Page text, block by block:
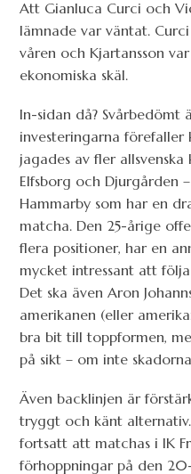
Att Gianluca Curci och
lämnade var väntat.
våren och Kjartansson
ekonomiska skäl.
In-sidan då? Svårbedömt
investeringarna förefaller
jagades av fler
Elfsborg och Djurgården
Hammarby som har en
matcha. Den 25-årige
flera positioner, har en
mycket intressant att
Det ska även Aron
amerikanen (eller
bra bit till toppformen,
på sikt – om inte
Även backlinjen är
tryggt och känt
fortsatt att matchas i IK
förhoppningar på den